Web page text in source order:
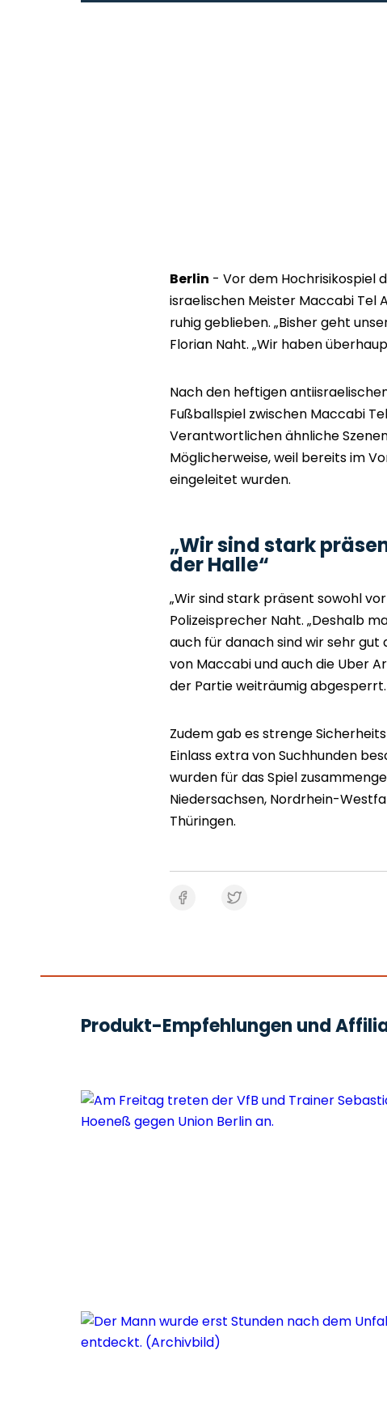
Berlin - Vor dem Hochrisikospiel
israelischen Meister Maccabi Tel
ruhig geblieben. „Bisher geht
Florian Naht. „Wir haben
Nach den heftigen
Fußballspiel zwischen Maccabi
Verantwortlichen ähnliche
Möglicherweise, weil bereits im
eingeleitet wurden.
„Wir sind stark
der Halle“
„Wir sind stark präsent sowohl
Polizeisprecher Naht. „Deshalb
auch für danach sind wir sehr gut
von Maccabi und auch die Uber
der Partie weiträumig abgesperrt.
Zudem gab es strenge
Einlass extra von Suchhunden
wurden für das Spiel
Niedersachsen, Nordrhein-
Thüringen.
Produkt-Empfehlungen und